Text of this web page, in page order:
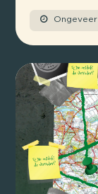
Ongeveer